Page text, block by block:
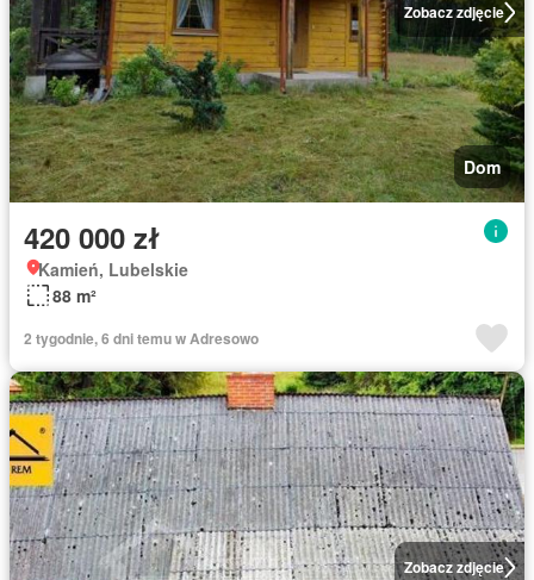
Zobacz zdjęcie
Dom
420 000 zł
Kamień, Lubelskie
88 m²
2 tygodnie, 6 dni temu w Adresowo
Zobacz zdjęcie